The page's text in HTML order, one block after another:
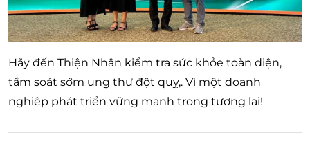
Hãy đến Thiện Nhân kiểm tra sức khỏe toàn diện,
tầm soát sớm ung thư đột quỵ,. Vì một doanh
nghiệp phát triển vững mạnh trong tương lai!